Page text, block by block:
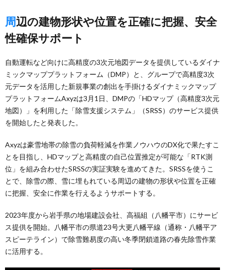
周辺の建物形状や位置を正確に把握、安全
性確保サポート
自動運転など向けに高精度の3次元地図データを提供しているダイナ
ミックマッププラットフォーム（DMP）と、グループで高精度3次
元データを活用した新規事業の創出を手掛けるダイナミックマップ
プラットフォームAxyzは3月1日、DMPの「HDマップ（高精度3次元
地図）」を利用した「除雪支援システム」（SRSS）のサービス提供
を開始したと発表した。
Axyzは豪雪地帯の除雪の負荷軽減を作業ノウハウのDX化で果たすこ
とを目指し、HDマップと高精度の自己位置推定が可能な「RTK測
位」を組み合わせたSRSSの実証実験を進めてきた。SRSSを使うこ
とで、除雪の際、雪に埋もれている周辺の建物の形状や位置を正確
に把握、安全に作業を行えるようサポートする。
2023年度から岩手県の地場建設会社、高福組（八幡平市）にサービ
ス提供を開始。八幡平市の県道23号大更八幡平線（通称・八幡平ア
スピーテライン）で除雪難易度の高い冬季閉鎖道路の春先除雪作業
に活用する。